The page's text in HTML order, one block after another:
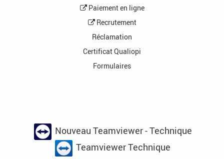
Paiement en ligne
Recrutement
Réclamation
Certificat Qualiopi
Formulaires
Nouveau Teamviewer - Technique
Teamviewer Technique